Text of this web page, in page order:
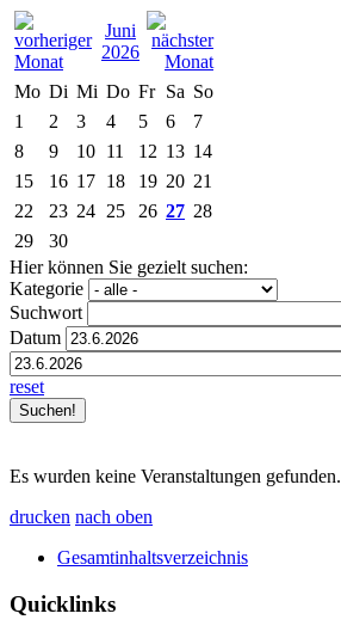
Juni
2026
Mo Di Mi Do Fr Sa So
1
2 3 4 5 6
7
8
9 10 11 12 13 14
15
16 17 18 19 20 21
22
23 24 25 26 27 28
29
30
Hier können Sie gezielt suchen:
Kategorie
Suchwort
Datum
reset
Es wurden keine Veranstaltungen gefunden.
drucken nach oben
Gesamtinhaltsverzeichnis
Quicklinks